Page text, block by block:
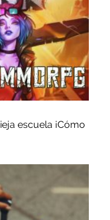
escuela ¡Cómo